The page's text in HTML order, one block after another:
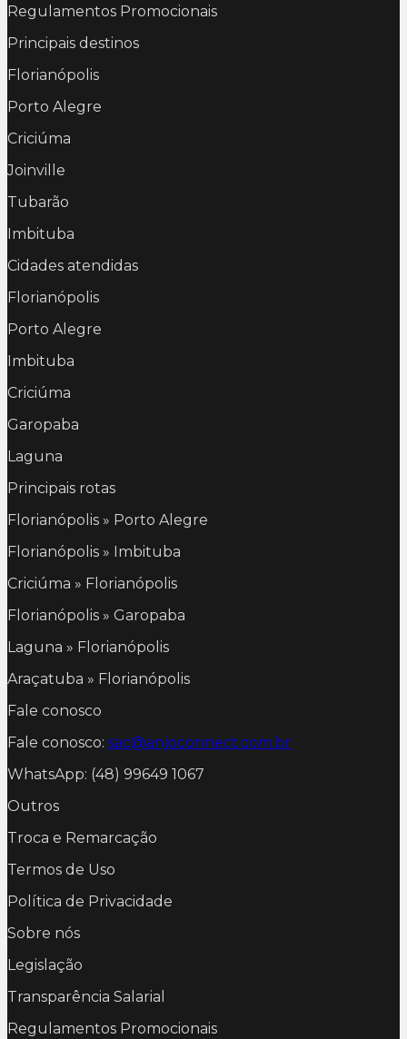
Regulamentos Promocionais
Principais destinos
Florianópolis
Porto Alegre
Criciúma
Joinville
Tubarão
Imbituba
Cidades atendidas
Florianópolis
Porto Alegre
Imbituba
Criciúma
Garopaba
Laguna
Principais rotas
Florianópolis » Porto Alegre
Florianópolis » Imbituba
Criciúma » Florianópolis
Florianópolis » Garopaba
Laguna » Florianópolis
Araçatuba » Florianópolis
Fale conosco
Fale conosco: sac@anjoconnect.com.br
WhatsApp: (48) 99649 1067
Outros
Troca e Remarcação
Termos de Uso
Política de Privacidade
Sobre nós
Legislação
Transparência Salarial
Regulamentos Promocionais